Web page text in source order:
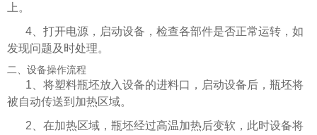
上。
4、打开电源，启动设备，检查各部件是否正常运转，如
发现问题及时处理。
二、设备操作流程
1、将塑料瓶坯放入设备的进料口，启动设备后，瓶坯将
被自动传送到加热区域。
2、在加热区域，瓶坯经过高温加热后变软，此时设备将